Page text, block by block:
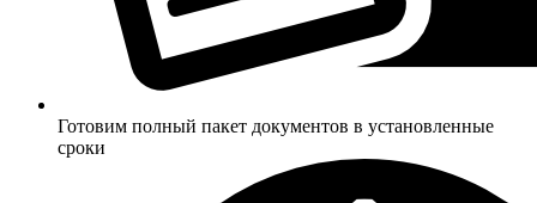
Готовим полный пакет документов в установленные
сроки